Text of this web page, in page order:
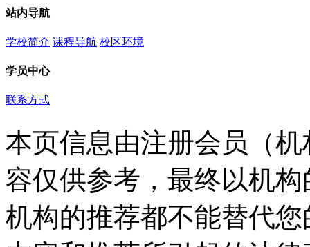
站内导航
学校简介 课程导航 校区环境
学员中心
联系方式
本页信息由注册会员（
容仅供参考，最终以机
机构的推荐都不能替代